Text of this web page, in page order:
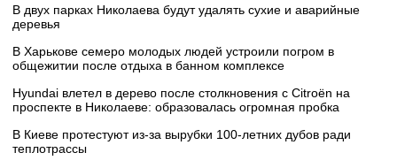
В двух парках Николаева будут удалять сухие и аварийные
деревья
В Харькове семеро молодых людей устроили погром в
общежитии после отдыха в банном комплексе
Hyundai влетел в дерево после столкновения с Citroën на
проспекте в Николаеве: образовалась огромная пробка
В Киеве протестуют из-за вырубки 100-летних дубов ради
теплотрассы